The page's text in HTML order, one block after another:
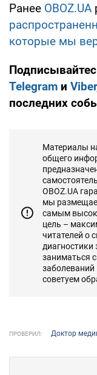
Ранее OBOZ.UA
которые мы
Telegram и Viber
последних
Материалы
общего
OBOZ.UA
мы
самым
цель –
читателей о
заниматься
заболеваний
советуем
ПРОВЕРИЛ: Доктор